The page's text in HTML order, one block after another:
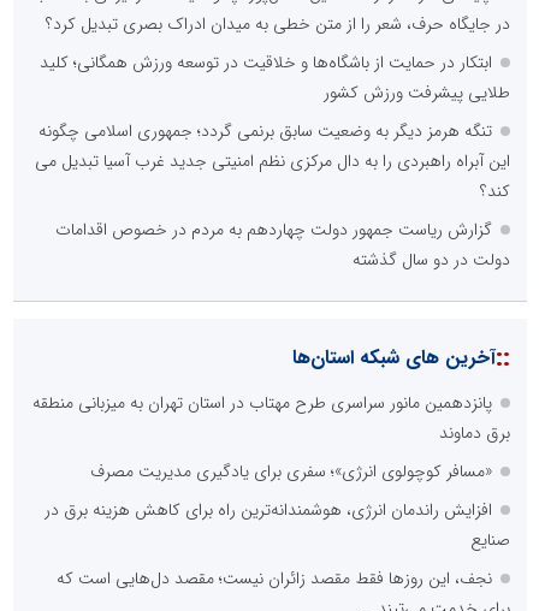
در جایگاه حرف، شعر را از متن خطی به میدان ادراک بصری تبدیل کرد؟
ابتکار در حمایت از باشگاه‌ها و خلاقیت در توسعه ورزش همگانی؛ کلید
طلایی پیشرفت ورزش کشور
تنگه هرمز دیگر به وضعیت سابق برنمی گردد؛ جمهوری اسلامی چگونه
این آبراه راهبردی را به دال مرکزی نظم امنیتی جدید غرب آسیا تبدیل می
کند؟
گزارش ریاست جمهور دولت چهاردهم به مردم در خصوص اقدامات
دولت در دو سال گذشته
::آخرین های شبکه استان‌ها
پانزدهمین مانور سراسری طرح مهتاب در استان تهران به میزبانی منطقه
برق دماوند
«مسافر کوچولوی انرژی»؛ سفری برای یادگیری مدیریت مصرف
افزایش راندمان انرژی، هوشمندانه‌ترین راه برای کاهش هزینه برق در
صنایع
نجف، این روزها فقط مقصد زائران نیست؛ مقصد دل‌هایی است که